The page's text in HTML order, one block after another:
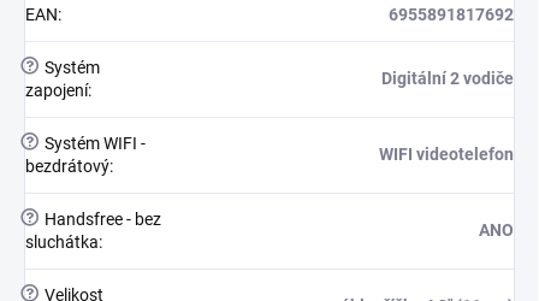
EAN: 6955891817692
? Systém
zapojení:
Digitální 2 vodiče
? Systém WIFI -
bezdrátový:
WIFI videotelefon
?
Handsfree - bez
sluchátka:
ANO
? Velikost